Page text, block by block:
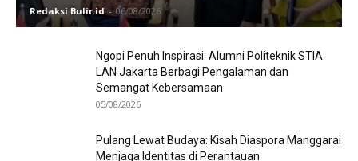
Redaksi Bulir.id - 06/08/2026
Ngopi Penuh Inspirasi: Alumni Politeknik STIA
LAN Jakarta Berbagi Pengalaman dan
Semangat Kebersamaan
05/08/2026
Pulang Lewat Budaya: Kisah Diaspora Manggarai
Menjaga Identitas di Perantauan